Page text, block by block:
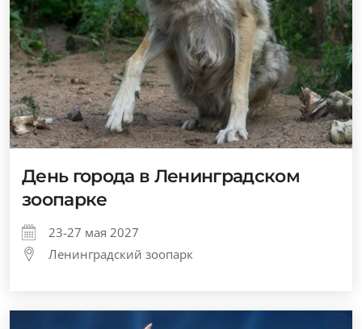
День города в Ленинградском
зоопарке
23-27 мая 2027
Ленинградский зоопарк